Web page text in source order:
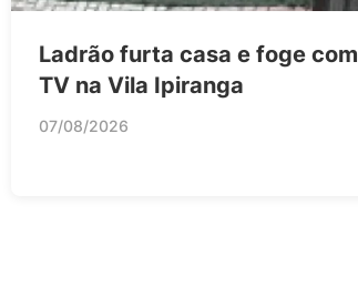
Ladrão furta casa e foge com
TV na Vila Ipiranga
07/08/2026